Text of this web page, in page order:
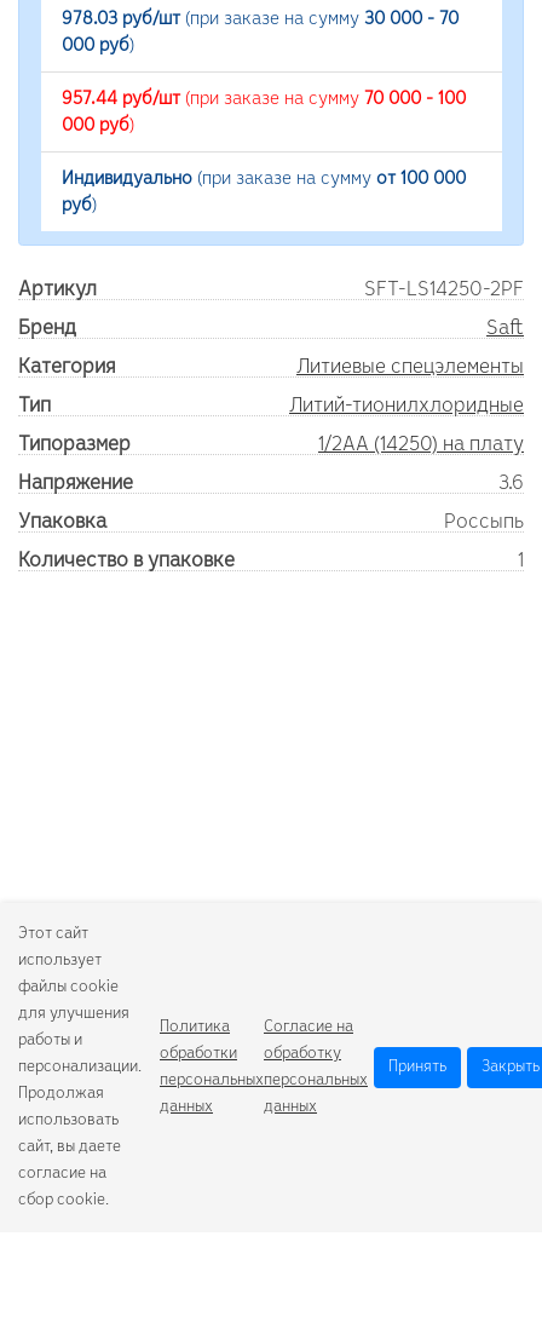
978.03 руб/шт(при заказе на сумму 30 000 - 70
000 руб)
957.44 руб/шт(при заказе на сумму 70 000 - 100
000 руб)
Индивидуально (при заказе на сумму от 100 000
руб)
Артикул
SFT-LS14250-2PF
Бренд
Saft
Категория
Литиевые спецэлементы
Тип
Литий-тионилхлоридные
Типоразмер
1/2AA (14250) на плату
Напряжение
3.6
Упаковка
Россыпь
Количество в упаковке
1
Этот сайт
использует
файлы cookie
для улучшения
работы и
персонализации.
Продолжая
использовать
сайт, вы даете
согласие на
сбор cookie.
Политика
обработки
персональных
данных
Согласие на
обработку
персональных
данных
Принять Закрыть